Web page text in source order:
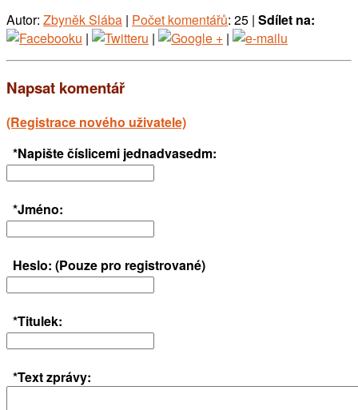
Autor: Zbyněk Slába | Počet komentářů: 25 | Sdílet na:
|
| |
Napsat komentář
(Registrace nového uživatele)
*Napište číslicemi jednadvasedm:
*Jméno:
Heslo: (Pouze pro registrované)
*Titulek:
*Text zprávy: